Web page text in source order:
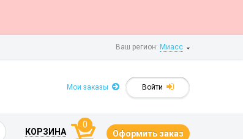
Ваш регион: Миасс
Войти
Мои заказы
КОРЗИНА
0
Оформить заказ